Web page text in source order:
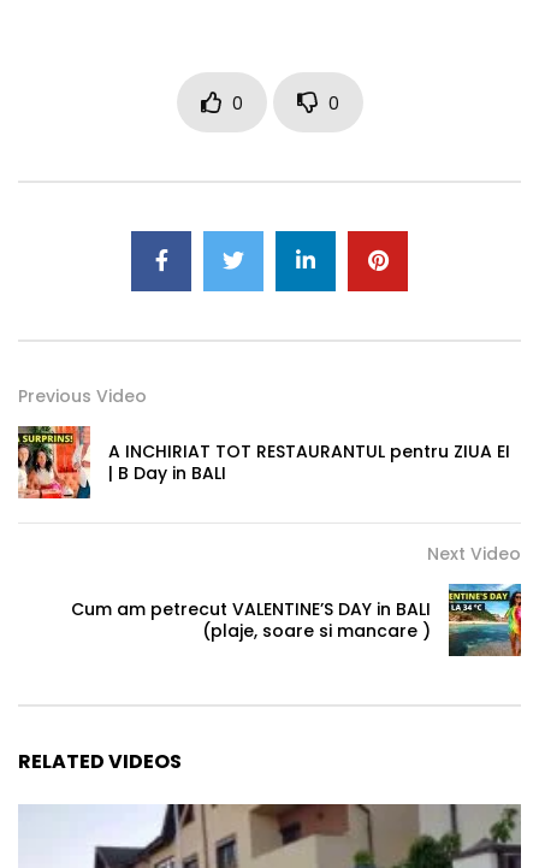
0 0
Previous Video
A INCHIRIAT TOT RESTAURANTUL pentru ZIUA EI
| B Day in BALI
Next Video
Cum am petrecut VALENTINE’S DAY in BALI
(plaje, soare si mancare )
RELATED VIDEOS